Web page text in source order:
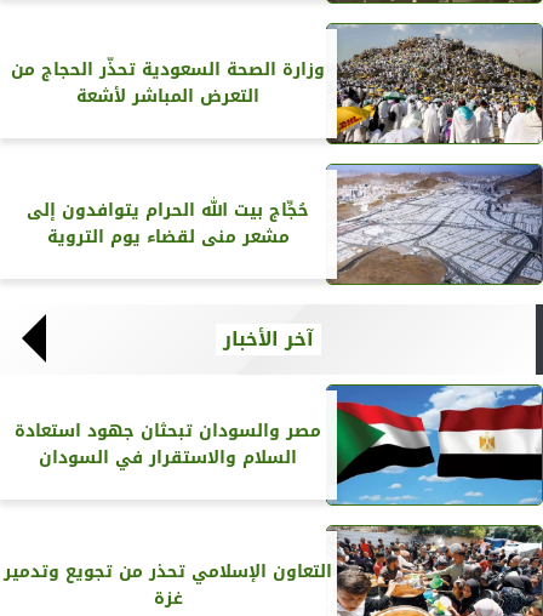
وزارة الصحة السعودية تحذّر الحجاج من
التعرض المباشر لأشعة
حُجِّاج بيت الله الحرام يتوافدون إلى
مشعر منى لقضاء يوم التروية
آخر الأخبار
مصر والسودان تبحثان جهود استعادة
السلام والاستقرار في السودان
التعاون الإسلامي تحذر من تجويع وتدمير
غزة